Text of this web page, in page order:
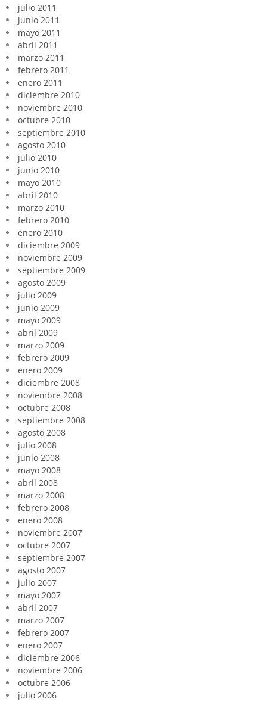
julio 2011
junio 2011
mayo 2011
abril 2011
marzo 2011
febrero 2011
enero 2011
diciembre 2010
noviembre 2010
octubre 2010
septiembre 2010
agosto 2010
julio 2010
junio 2010
mayo 2010
abril 2010
marzo 2010
febrero 2010
enero 2010
diciembre 2009
noviembre 2009
septiembre 2009
agosto 2009
julio 2009
junio 2009
mayo 2009
abril 2009
marzo 2009
febrero 2009
enero 2009
diciembre 2008
noviembre 2008
octubre 2008
septiembre 2008
agosto 2008
julio 2008
junio 2008
mayo 2008
abril 2008
marzo 2008
febrero 2008
enero 2008
noviembre 2007
octubre 2007
septiembre 2007
agosto 2007
julio 2007
mayo 2007
abril 2007
marzo 2007
febrero 2007
enero 2007
diciembre 2006
noviembre 2006
octubre 2006
julio 2006